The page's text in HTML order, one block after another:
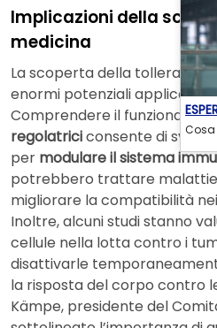
Implicazioni della
medicina
La scoperta della tolleranza
enormi potenziali
Comprendere il
regolatriciconsente di
per modulare il sistema
potrebbero trattare
migliorare la compatibilità
Inoltre, alcuni studi stanno
cellule nella lotta contro i
disattivarle
la risposta del corpo contro
Kämpe, presidente del
Cosa